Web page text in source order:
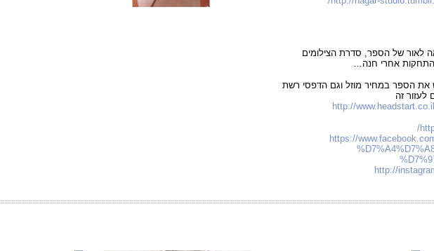
לאור של הספר, סדרת הצילומים
אחרי חנה…
את הספר במחיר מוזל וגם הדפסי רשת
זה
http://
https://